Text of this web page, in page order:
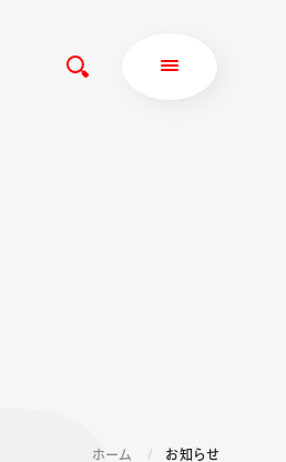
ホーム お知らせ